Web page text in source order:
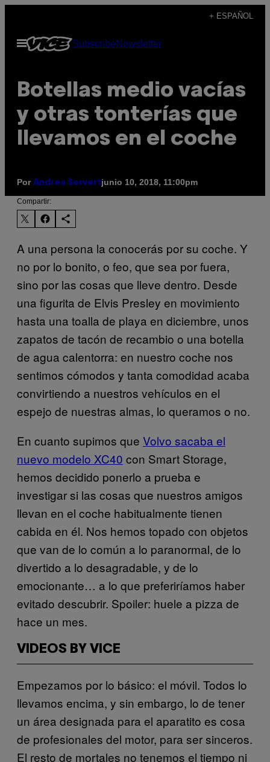
contenido
+ ESPAÑOL
Abrir
Menú
SubscribeNewsletter
Botellas medio vacías
y otras tonterías que
llevamos en el coche
Por Andrea Servertjunio 10, 2018, 11:00pm
Compartir:
A una persona la conocerás por su coche. Y
no por lo bonito, o feo, que sea por fuera,
sino por las cosas que lleve dentro. Desde
una figurita de Elvis Presley en movimiento
hasta una toalla de playa en diciembre, unos
zapatos de tacón de recambio o una botella
de agua calentorra: en nuestro coche nos
sentimos cómodos y tanta comodidad acaba
convirtiendo a nuestros vehículos en el
espejo de nuestras almas, lo queramos o no.
En cuanto supimos que Volvo sacaba el
nuevo modelo XC40 con Smart Storage,
hemos decidido ponerlo a prueba e
investigar si las cosas que nuestros amigos
llevan en el coche habitualmente tienen
cabida en él. Nos hemos topado con objetos
que van de lo común a lo paranormal, de lo
divertido a lo desagradable, y de lo
emocionante… a lo que preferiríamos haber
evitado descubrir. Spoiler: huele a pizza de
hace un mes.
VIDEOS BY VICE
Empezamos por lo básico: el móvil. Todos lo
llevamos encima, y sin embargo, lo de tener
un área designada para el aparatito es cosa
de profesionales del motor, para ser sinceros.
El resto de mortales no tenemos el tiempo ni